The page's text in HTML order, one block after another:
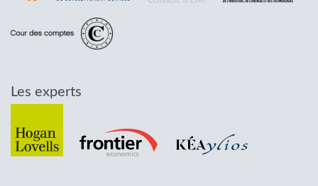
Les experts